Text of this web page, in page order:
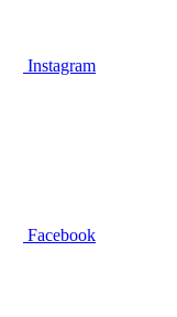
Instagram
Facebook